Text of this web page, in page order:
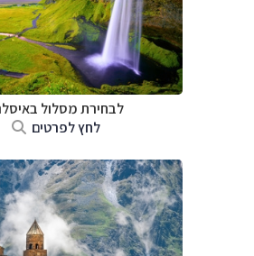
לבחירת מסלול
לחץ לפרטים